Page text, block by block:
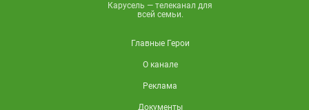
Карусель — телеканал для
всей семьи.
Главные Герои
О канале
Реклама
Документы